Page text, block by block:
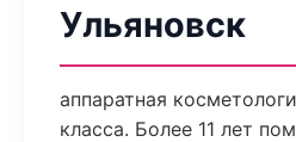
Ульяновск
аппаратная
класса. Более 11 лет